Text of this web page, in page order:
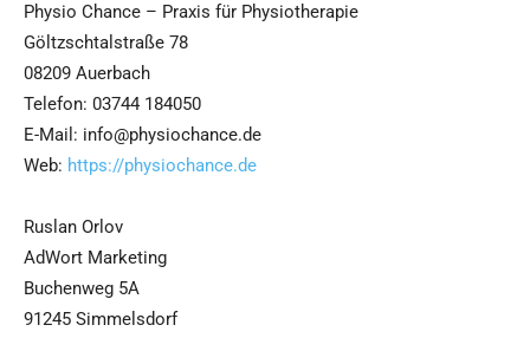
Physio Chance – Praxis für Physiotherapie
Göltzschtalstraße 78
08209 Auerbach
Telefon: 03744 184050
E-Mail: info@physiochance.de
Web: https://physiochance.de
Ruslan Orlov
AdWort Marketing
Buchenweg 5A
91245 Simmelsdorf